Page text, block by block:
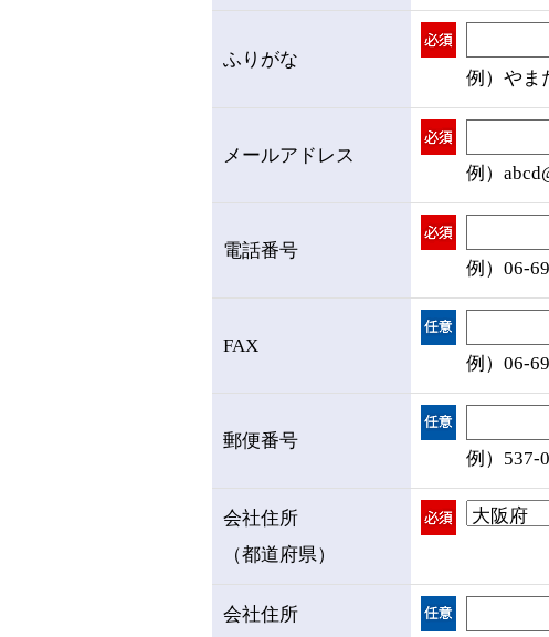
ふりがな
例）や
メールアドレス
例）
電話番号
例）06-
FAX
例）06-
郵便番号
例）537-
会社住所
（都道府県）
会社住所